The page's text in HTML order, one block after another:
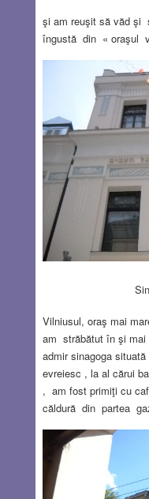
şi am reuşit să văd şi
îngustă din « oraşul
Vilniusul, oraş mai
am străbătut în şi mai
admir sinagoga
evreiesc , la al cărui
, am fost primiţi cu
căldură din partea